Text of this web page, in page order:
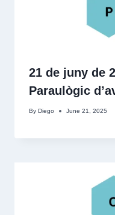
21 de juny de
Paraulògic
By Diego June 21, 2025